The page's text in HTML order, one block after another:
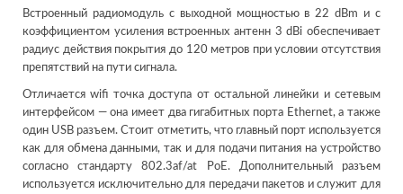
Встроенный радиомодуль с выходной мощностью в 22 dBm и с
коэффициентом усиления встроенных антенн 3 dBi обеспечивает
радиус действия покрытия до 120 метров при условии отсутствия
препятствий на пути сигнала.
Отличается wifi точка доступа от остальной линейки и сетевым
интерфейсом — она имеет два гигабитных порта Ethernet, а также
один USB разъем. Стоит отметить, что главный порт используется
как для обмена данными, так и для подачи питания на устройство
согласно стандарту 802.3af/at PoE. Дополнительный разъем
используется исключительно для передачи пакетов и служит для